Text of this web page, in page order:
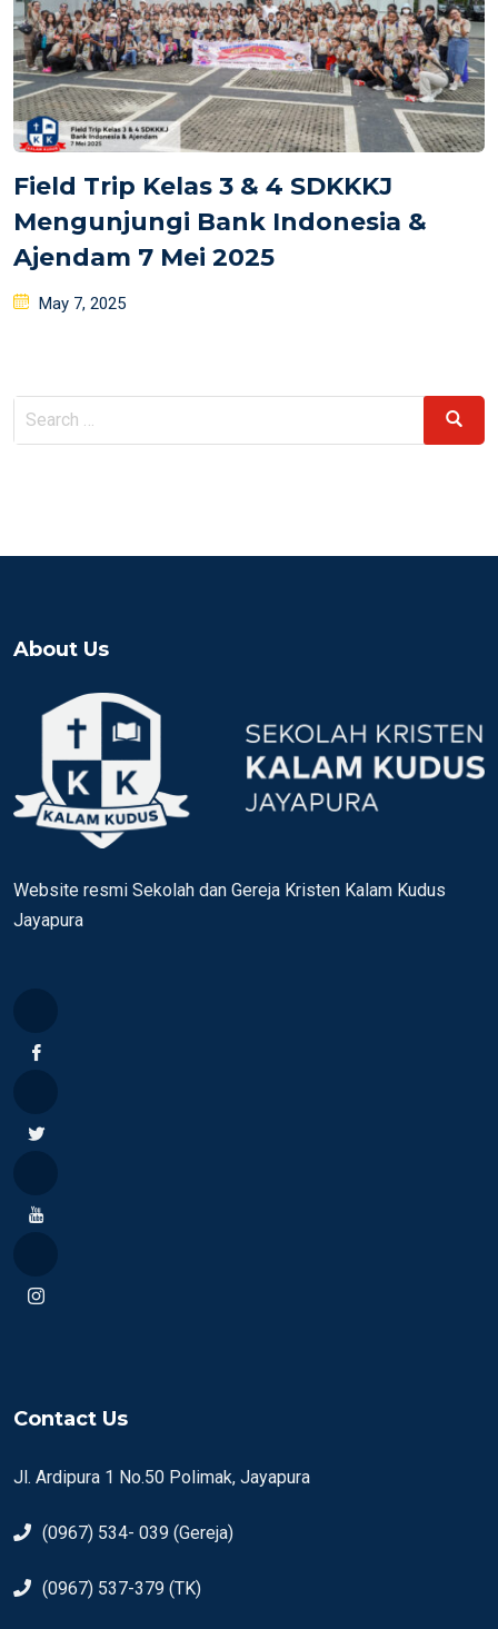
Field Trip Kelas 3 & 4 SDKKKJ
Mengunjungi Bank Indonesia &
Ajendam 7 Mei 2025
Posted
May 7, 2025
Search
Search
About Us
Website resmi Sekolah dan Gereja Kristen Kalam Kudus
Jayapura
Contact Us
Jl. Ardipura 1 No.50 Polimak, Jayapura
(0967) 534- 039 (Gereja)
(0967) 537-379 (TK)